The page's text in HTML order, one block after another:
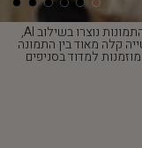
*חלק מהתמונות נוצרו בשילוב AI,
קלה מאוד בין התמונה
למדוד בסניפים